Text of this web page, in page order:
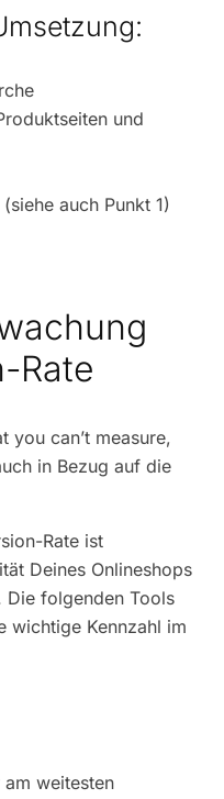
und
auch Punkt 1)
Rate
you can’t measure,
in Bezug auf die
Rate ist
Deines Onlineshops
Die folgenden Tools
wichtige Kennzahl im
weitesten